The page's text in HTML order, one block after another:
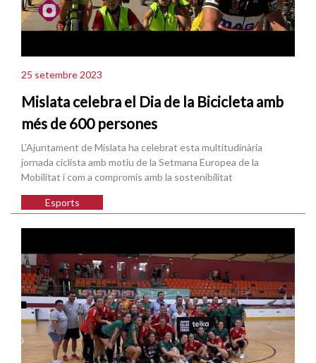
25 setembre 2023
Mislata celebra el Dia de la Bicicleta amb
més de 600 persones
L'Ajuntament de Mislata ha celebrat esta multitudinària
jornada ciclista amb motiu de la Setmana Europea de la
Mobilitat i com a compromís amb la sostenibilitat
Esports